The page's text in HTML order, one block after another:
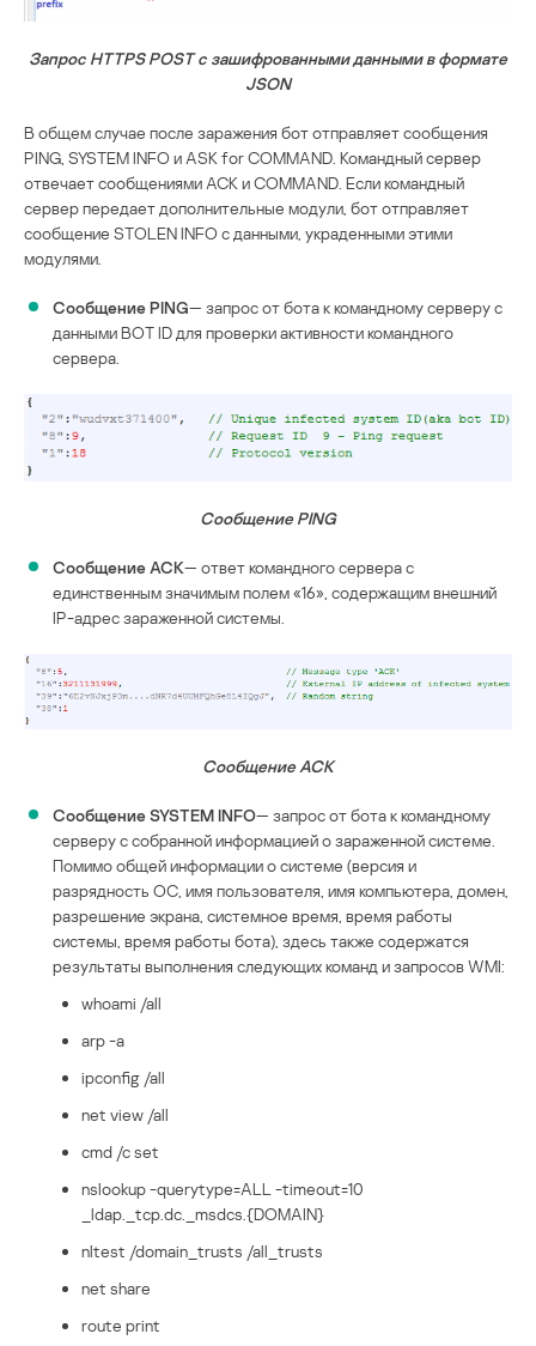
Запрос HTTPS POST с зашифрованными данными в формате
JSON
В общем случае после заражения бот отправляет сообщения
PING, SYSTEM INFO и ASK for COMMAND. Командный сервер
отвечает сообщениями ACK и COMMAND. Если командный
сервер передает дополнительные модули, бот отправляет
сообщение STOLEN INFO с данными, украденными этими
модулями.
Сообщение PING— запрос от бота к командному серверу с
данными BOT ID для проверки активности командного
сервера.
Сообщение PING
Сообщение ACK— ответ командного сервера с
единственным значимым полем «16», содержащим внешний
IP-адрес зараженной системы.
Сообщение ACK
Сообщение SYSTEM INFO— запрос от бота к командному
серверу с собранной информацией о зараженной системе.
Помимо общей информации о системе (версия и
разрядность ОС, имя пользователя, имя компьютера, домен,
разрешение экрана, системное время, время работы
системы, время работы бота), здесь также содержатся
результаты выполнения следующих команд и запросов WMI:
whoami /all
arp -a
ipconfig /all
net view /all
cmd /c set
nslookup -querytype=ALL -timeout=10
_ldap._tcp.dc._msdcs.{DOMAIN}
nltest /domain_trusts /all_trusts
net share
route print